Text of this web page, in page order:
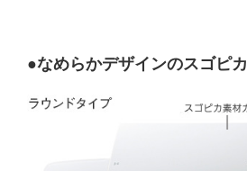
●なめらかデザインのスゴピ